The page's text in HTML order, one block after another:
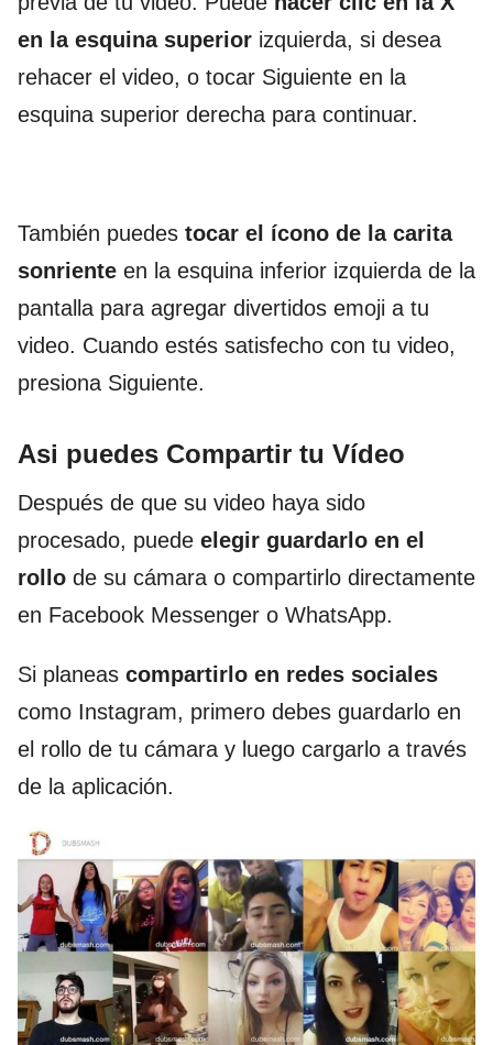
en la esquina superior izquierda, si desea
rehacer el video, o tocar Siguiente en la
esquina superior derecha para continuar.
También puedes tocar el ícono de la carita
sonriente en la esquina inferior izquierda de la
pantalla para agregar divertidos emoji a tu
video. Cuando estés satisfecho con tu video,
presiona Siguiente.
Asi puedes Compartir tu Vídeo
Después de que su video haya sido
procesado, puede elegir guardarlo en el
rollo de su cámara o compartirlo directamente
en Facebook Messenger o WhatsApp.
Si planeas compartirlo en redes sociales
como Instagram, primero debes guardarlo en
el rollo de tu cámara y luego cargarlo a través
de la aplicación.